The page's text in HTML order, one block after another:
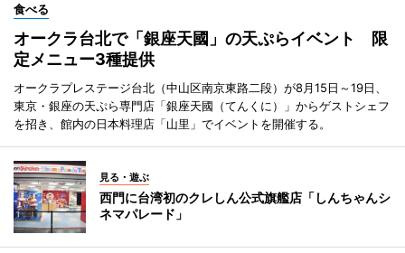
食べる
オークラ台北で「銀座天國」の天ぷらイベント 限
定メニュー3種提供
オークラプレステージ台北（中山区南京東路二段）が8月15日～19日、
東京・銀座の天ぷら専門店「銀座天國（てんくに）」からゲストシェフ
を招き、館内の日本料理店「山里」でイベントを開催する。
見る・遊ぶ
西門に台湾初のクレしん公式旗艦店「しんちゃんシ
ネマパレード」